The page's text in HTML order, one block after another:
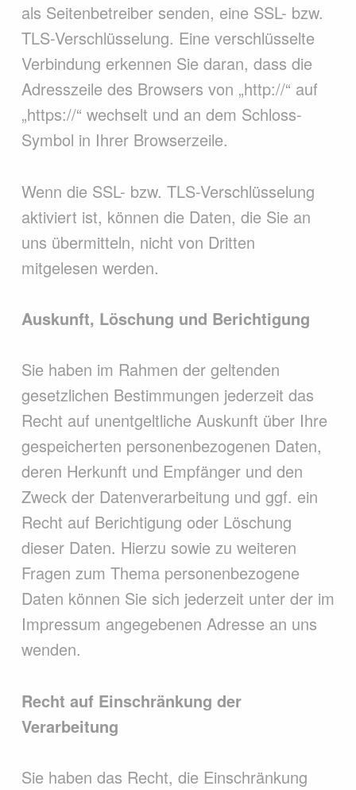
als Seitenbetreiber senden, eine SSL- bzw.
TLS-Verschlüsselung. Eine verschlüsselte
Verbindung erkennen Sie daran, dass die
Adresszeile des Browsers von „http://“ auf
„https://“ wechselt und an dem Schloss-
Symbol in Ihrer Browserzeile.
Wenn die SSL- bzw. TLS-Verschlüsselung
aktiviert ist, können die Daten, die Sie an
uns übermitteln, nicht von Dritten
mitgelesen werden.
Auskunft, Löschung und Berichtigung
Sie haben im Rahmen der geltenden
gesetzlichen Bestimmungen jederzeit das
Recht auf unentgeltliche Auskunft über Ihre
gespeicherten personenbezogenen Daten,
deren Herkunft und Empfänger und den
Zweck der Datenverarbeitung und ggf. ein
Recht auf Berichtigung oder Löschung
dieser Daten. Hierzu sowie zu weiteren
Fragen zum Thema personenbezogene
Daten können Sie sich jederzeit unter der im
Impressum angegebenen Adresse an uns
wenden.
Recht auf Einschränkung der
Verarbeitung
Sie haben das Recht, die Einschränkung